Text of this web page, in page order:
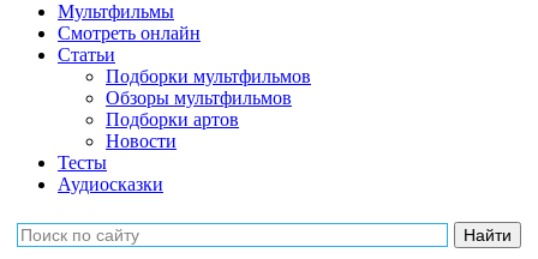
Мультфильмы
Смотреть онлайн
Статьи
Подборки мультфильмов
Обзоры мультфильмов
Подборки артов
Новости
Тесты
Аудиосказки